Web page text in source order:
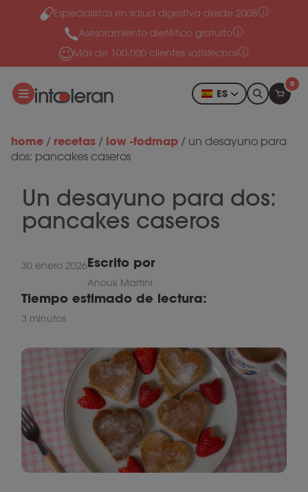
Ir al contenido
Especialistas en salud digestiva desde 2008
Asesoramiento dietético gratuito
Más de 100.000 clientes satisfechos
ES
0
home / recetas / low -fodmap / un desayuno para
dos: pancakes caseros
Un desayuno para dos:
pancakes caseros
30 enero 2026Escrito por
Anouk Martini
Tiempo estimado de lectura:
3 minutos